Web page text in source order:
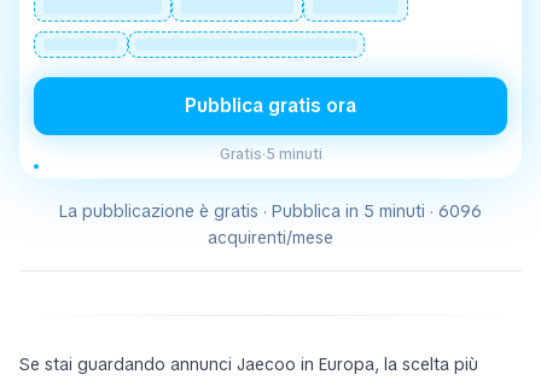
Pubblica gratis ora
Gratis·5 minuti
La pubblicazione è gratis · Pubblica in 5 minuti · 6096
acquirenti/mese
Se stai guardando annunci Jaecoo in Europa, la scelta più